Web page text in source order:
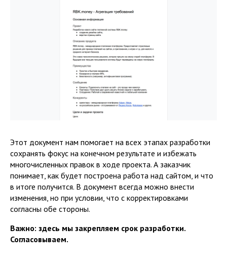
Этот документ нам помогает на всех этапах разработки
сохранять фокус на конечном результате и избежать
многочисленных правок в ходе проекта. А заказчик
понимает, как будет построена работа над сайтом, и что
в итоге получится. В документ всегда можно внести
изменения, но при условии, что с корректировками
согласны обе стороны.
Важно: здесь мы закрепляем срок разработки.
Согласовываем.